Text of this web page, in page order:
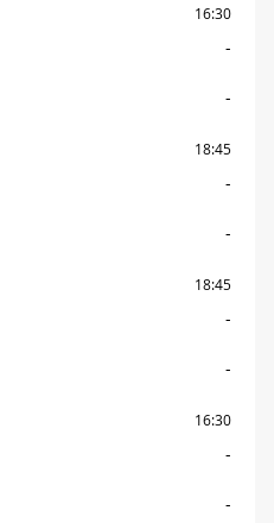
16:30
-
-
18:45
-
-
18:45
-
-
16:30
-
-